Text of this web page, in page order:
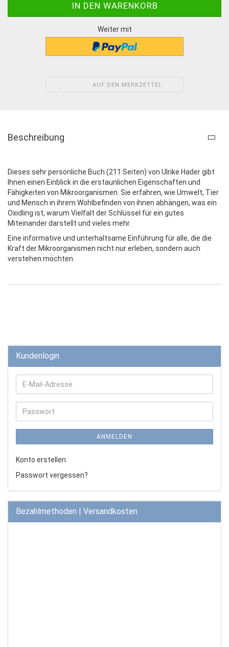
Weiter mit
AUF DEN MERKZETTEL
Beschreibung
Dieses sehr persönliche Buch (211 Seiten) von Ulrike Hader gibt
Ihnen einen Einblick in die erstaunlichen Eigenschaften und
Fähigkeiten von Mikroorganismen. Sie erfahren, wie Umwelt, Tier
und Mensch in ihrem Wohlbefinden von ihnen abhängen, was ein
Oxidling ist, warum Vielfalt der Schlüssel für ein gutes
Miteinander darstellt und vieles mehr.
Eine informative und unterhaltsame Einführung für alle, die die
Kraft der Mikroorganismen nicht nur erleben, sondern auch
verstehen möchten.
Kundenlogin
ANMELDEN
Konto erstellen
Passwort vergessen?
Bezahlmethoden | Versandkosten